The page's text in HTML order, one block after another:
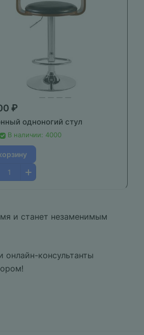
₽
одноногий стул
В наличии: 4000
и станет незаменимым
консультанты